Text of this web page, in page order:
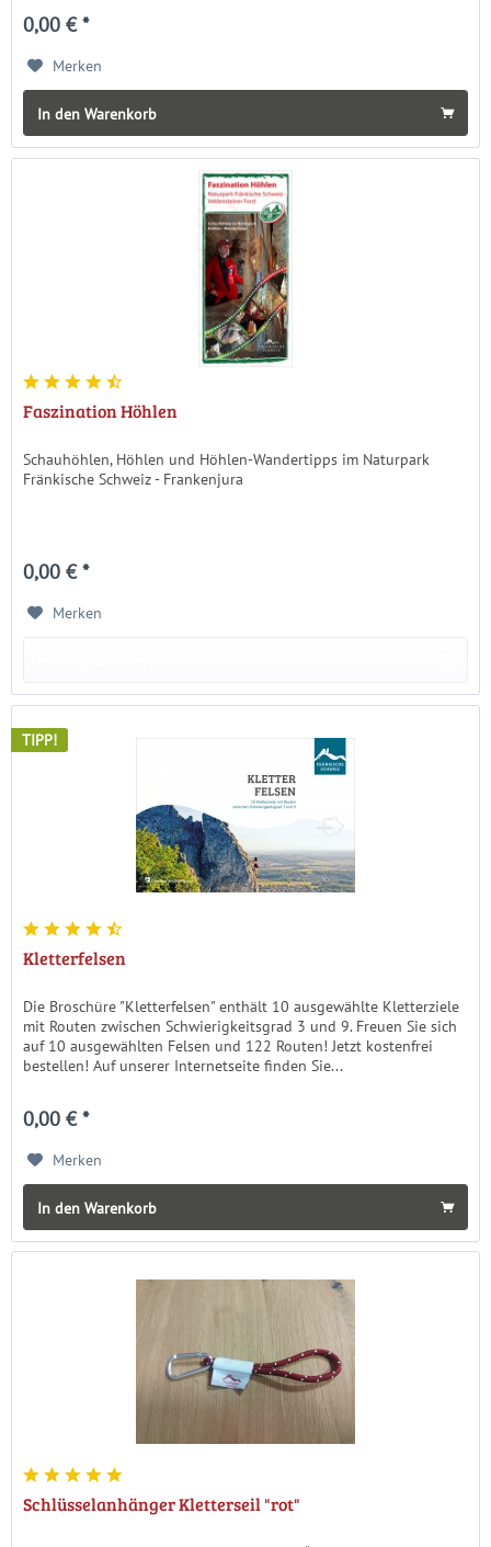
0,00 € *
Merken
In den Warenkorb
Faszination Höhlen
Schauhöhlen, Höhlen und Höhlen-Wandertipps im Naturpark
Fränkische Schweiz - Frankenjura
0,00 € *
Merken
TIPP!
Kletterfelsen
Die Broschüre "Kletterfelsen" enthält 10 ausgewählte Kletterziele
mit Routen zwischen Schwierigkeitsgrad 3 und 9. Freuen Sie sich
auf 10 ausgewählten Felsen und 122 Routen! Jetzt kostenfrei
bestellen! Auf unserer Internetseite finden Sie...
0,00 € *
Merken
In den Warenkorb
Schlüsselanhänger Kletterseil "rot"